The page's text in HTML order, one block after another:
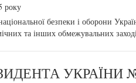
року
безпеки і оборони
та інших обмежувальних
УКРАЇНИ